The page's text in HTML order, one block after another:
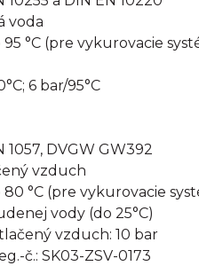
voda
95 °C (pre vykurovacie
6 bar/95°C
1057, DVGW GW392
vzduch
80 °C (pre vykurovacie
vody (do 25°C)
vzduch: 10 bar
č.: SK03-ZSV-0173